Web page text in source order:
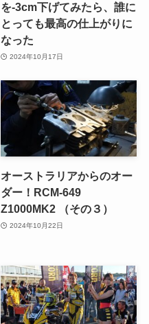
を-3cm下げてみたら、誰に
とっても最高の仕上がりに
なった
2024年10月17日
オーストラリアからのオー
ダー！RCM-649
Z1000MK2 （その３）
2024年10月22日